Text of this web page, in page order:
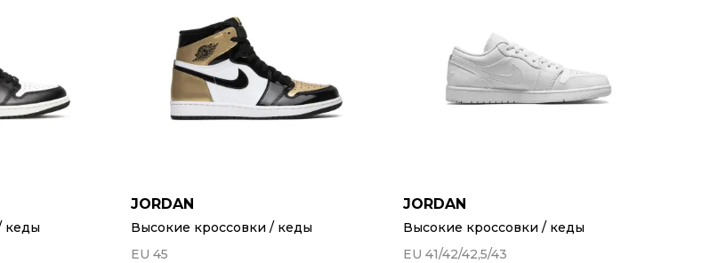
кеды
JORDAN
Высокие кроссовки / кеды
EU 45
JORDAN
Высокие кроссовки / кеды
EU 41/42/42,5/43